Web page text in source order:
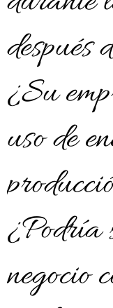
después
¿Su
uso de
¿Podría
negocio